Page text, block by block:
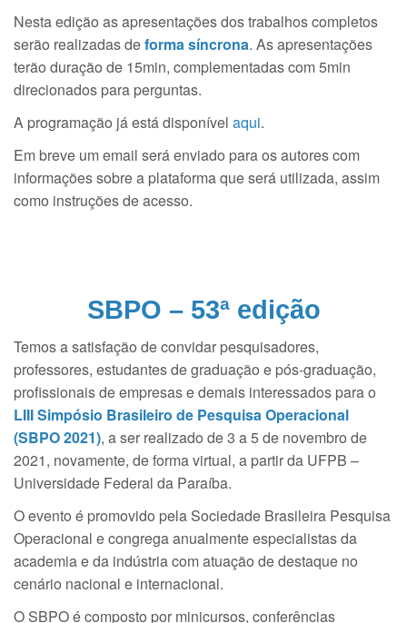
Nesta edição as apresentações dos trabalhos completos
serão realizadas deforma síncrona. As apresentações
terão duração de 15min, complementadas com 5min
direcionados para perguntas.
A programação já está disponível aqui.
Em breve um email será enviado para os autores com
informações sobre a plataforma que será utilizada, assim
como instruções de acesso.
SBPO – 53ª edição
Temos a satisfação de convidar pesquisadores,
professores, estudantes de graduação e pós-graduação,
profissionais de empresas e demais interessados para o
LIII Simpósio Brasileiro de Pesquisa Operacional
(SBPO 2021), a ser realizado de 3 a 5 de novembro de
2021, novamente, de forma virtual, a partir da UFPB –
Universidade Federal da Paraíba.
O evento é promovido pela Sociedade Brasileira Pesquisa
Operacional e congrega anualmente especialistas da
academia e da indústria com atuação de destaque no
cenário nacional e internacional.
O SBPO é composto por minicursos, conferências